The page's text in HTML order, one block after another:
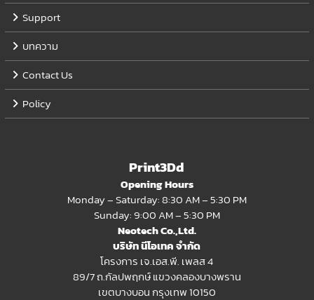
Support
บทความ
Contact Us
Policy
Print3Dd
Opening Hours
Monday – Saturday: 8:30 AM – 5:30 PM
Sunday: 9:00 AM – 5:30 PM
Neotech Co.,Ltd.
บริษัท นีโอเทค จำกัด
โครงการ เจ.เอส.พี. เพลส 4
89/7 ถ.กัลปพฤกษ์ แขวงคลองบางพราน
เขตบางบอน กรุงเทพ 10150